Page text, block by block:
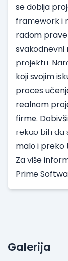
se dobija
framework i
radom prave
svakodnevni
projektu.
koji svojim
proces
realnom
firme.
rekao bih da
malo i preko
Za više
Prime
Galerija